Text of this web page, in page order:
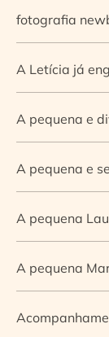
fotografia
A Letícia já
A pequena e
A pequena e
A pequena
A pequena